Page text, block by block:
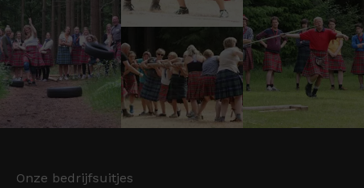
Onze bedrijfsuitjes